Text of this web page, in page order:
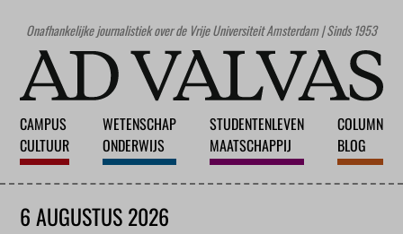
Onafhankelijke journalistiek over de Vrije Universiteit Amsterdam | Sinds 1953
CAMPUS
CULTUUR
WETENSCHAP
ONDERWIJS
STUDENTENLEVEN
MAATSCHAPPIJ
COLUMN
BLOG
6 AUGUSTUS 2026